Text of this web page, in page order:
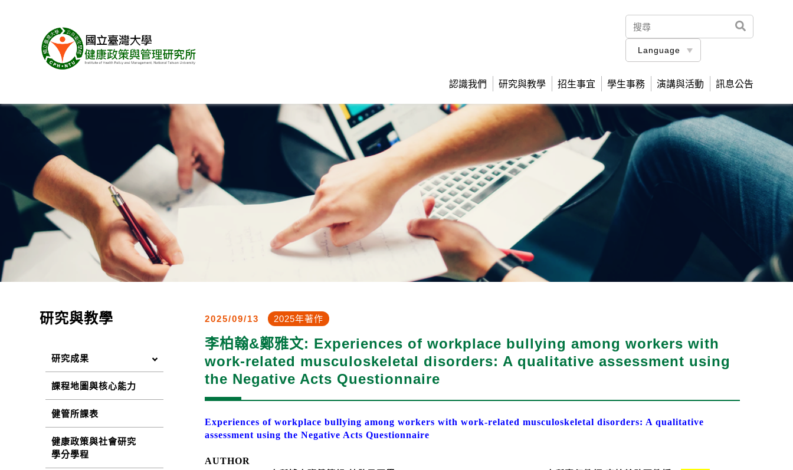
Language
認識我們 研究與教學 招生事宜 學生事務 演講與活動 訊息公告
研究與教學
研究成果
課程地圖與核心能力
健管所課表
健康政策與社會研究
學分學程
2025/09/13 2025年著作
李柏翰&鄭雅文: Experiences of workplace bullying among workers with
work-related musculoskeletal disorders: A qualitative assessment using
the Negative Acts Questionnaire
Experiences of workplace bullying among workers with work-related musculoskeletal disorders: A qualitative
assessment using the Negative Acts Questionnaire
AUTHOR